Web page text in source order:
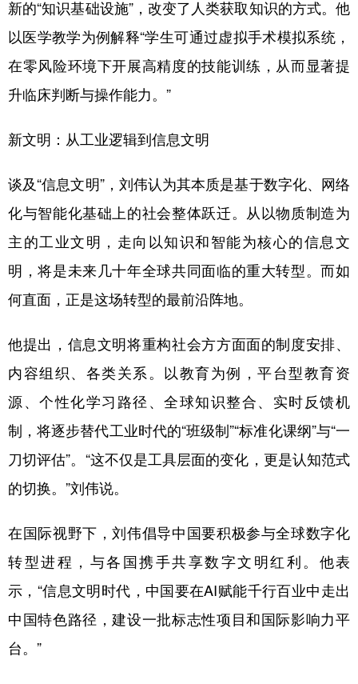
新的“知识基础设施”，改变了人类获取知识的方式。他
以医学教学为例解释“学生可通过虚拟手术模拟系统，
在零风险环境下开展高精度的技能训练，从而显著提
升临床判断与操作能力。”
新文明：从工业逻辑到信息文明
谈及“信息文明”，刘伟认为其本质是基于数字化、网络
化与智能化基础上的社会整体跃迁。从以物质制造为
主的工业文明，走向以知识和智能为核心的信息文
明，将是未来几十年全球共同面临的重大转型。而如
何直面，正是这场转型的最前沿阵地。
他提出，信息文明将重构社会方方面面的制度安排、
内容组织、各类关系。以教育为例，平台型教育资
源、个性化学习路径、全球知识整合、实时反馈机
制，将逐步替代工业时代的“班级制”“标准化课纲”与“一
刀切评估”。“这不仅是工具层面的变化，更是认知范式
的切换。”刘伟说。
在国际视野下，刘伟倡导中国要积极参与全球数字化
转型进程，与各国携手共享数字文明红利。他表
示，“信息文明时代，中国要在AI赋能千行百业中走出
中国特色路径，建设一批标志性项目和国际影响力平
台。”